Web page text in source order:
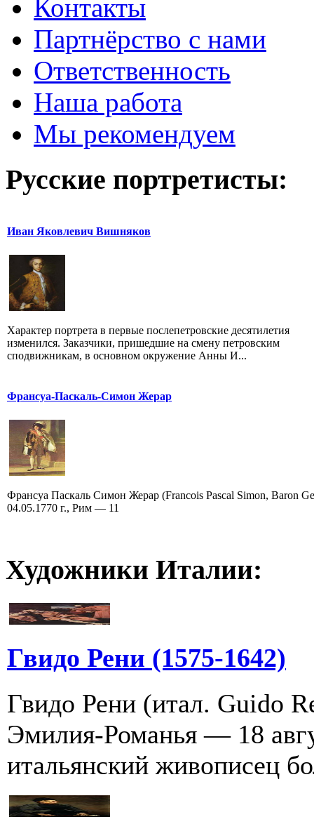
Контакты
Партнёрство с нами
Ответственность
Наша работа
Мы рекомендуем
Русские портретисты:
Иван Яковлевич Вишняков
Характер портрета в первые послепетровские десятилетия
изменился. Заказчики, пришедшие на смену петровским
сподвижникам, в основном окружение Анны И...
Франсуа-Паскаль-Симон Жерар
Франсуа Паскаль Симон Жерар (Francois Pascal Simon, Baron
04.05.1770 г., Рим — 11
Художники Италии:
Гвидо Рени (1575-1642)
Гвидо Рени (итал. Guido
Эмилия-Романья — 18
итальянский живописец